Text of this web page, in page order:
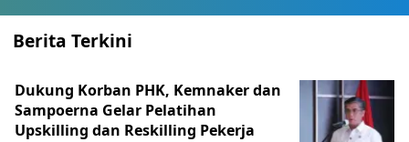
Berita Terkini
Dukung Korban PHK, Kemnaker dan
Sampoerna Gelar Pelatihan
Upskilling dan Reskilling Pekerja